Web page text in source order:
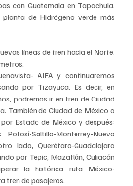
con Guatemala en Tapachula.
de Hidrógeno verde más
líneas de tren hacia el Norte.
AIFA y continuaremos
por Tizayuca. Es decir, en
podremos ir en tren de Ciudad
También de Ciudad de México a
Estado de México y después:
Potosí-Saltillo-Monterrey-Nuevo
lado, Querétaro-Guadalajara
por Tepic, Mazatlán, Culiacán
la histórica ruta México-
tren de pasajeros.